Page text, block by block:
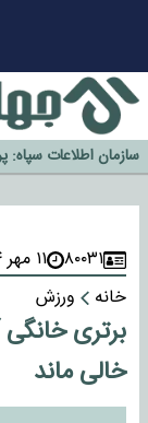
گزینه جدایی اوسمار
آیا رئیس جمهور
اخراج رسمی چهره
سازمان اطلاعات
خورد
۸۰۰۳۱ ۱۱ مهر ۱۴۰۴
خانه
ورزش
برتری
خالی ماند